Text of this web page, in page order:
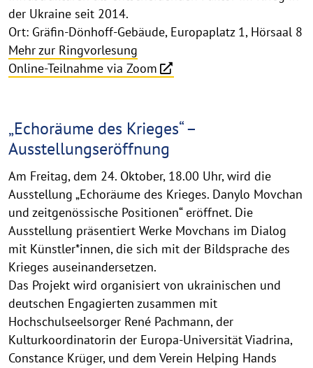
der Ukraine seit 2014.
Ort: Gräfin-Dönhoff-Gebäude, Europaplatz 1, Hörsaal 8
Mehr zur Ringvorlesung
Online-Teilnahme via Zoom
„Echoräume des Krieges“ –
Ausstellungseröffnung
Am Freitag, dem 24. Oktober, 18.00 Uhr, wird die
Ausstellung „Echoräume des Krieges. Danylo Movchan
und zeitgenössische Positionen“ eröffnet. Die
Ausstellung präsentiert Werke Movchans im Dialog
mit Künstler*innen, die sich mit der Bildsprache des
Krieges auseinandersetzen.
Das Projekt wird organisiert von ukrainischen und
deutschen Engagierten zusammen mit
Hochschulseelsorger René Pachmann, der
Kulturkoordinatorin der Europa-Universität Viadrina,
Constance Krüger, und dem Verein Helping Hands